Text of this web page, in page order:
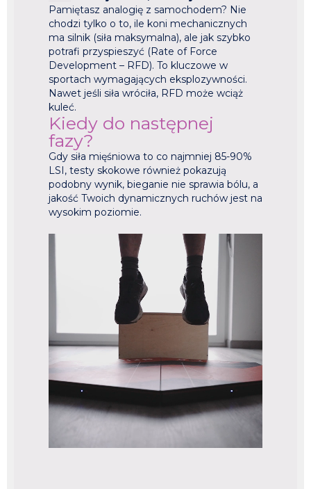
Pamiętasz analogię z samochodem? Nie
chodzi tylko o to, ile koni mechanicznych
ma silnik (siła maksymalna), ale jak szybko
potrafi przyspieszyć (Rate of Force
Development – RFD). To kluczowe w
sportach wymagających eksplozywności.
Nawet jeśli siła wróciła, RFD może wciąż
kuleć.
Kiedy do następnej
fazy?
Gdy siła mięśniowa to co najmniej 85-90%
LSI, testy skokowe również pokazują
podobny wynik, bieganie nie sprawia bólu, a
jakość Twoich dynamicznych ruchów jest na
wysokim poziomie.